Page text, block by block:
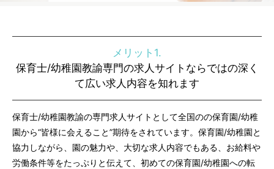
メリット1.
保育士/幼稚園教諭専門の求人サイトならではの深く
て広い求人内容を知れます
保育士/幼稚園教諭の専門求人サイトとして全国のの保育園/幼稚
園から“皆様に会えること”期待をされています。保育園/幼稚園と
協力しながら、園の魅力や、大切な求人内容でもある、お給料や
労働条件等をたっぷりと伝えて、初めての保育園/幼稚園への転